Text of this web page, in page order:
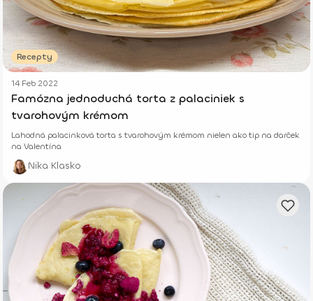
Recepty
14 Feb 2022
Famózna jednoduchá torta z palaciniek s
tvarohovým krémom
Lahodná palacinková torta s tvarohovým krémom nielen ako tip na darček
na Valentína
Nika Klasko